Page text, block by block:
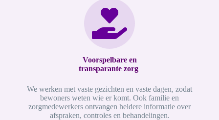
Voorspelbare en
transparante zorg
We werken met vaste gezichten en vaste dagen, zodat
bewoners weten wie er komt. Ook familie en
zorgmedewerkers ontvangen heldere informatie over
afspraken, controles en behandelingen.